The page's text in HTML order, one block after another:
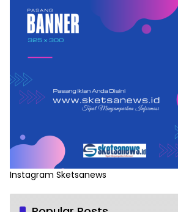
Instagram Sketsanews